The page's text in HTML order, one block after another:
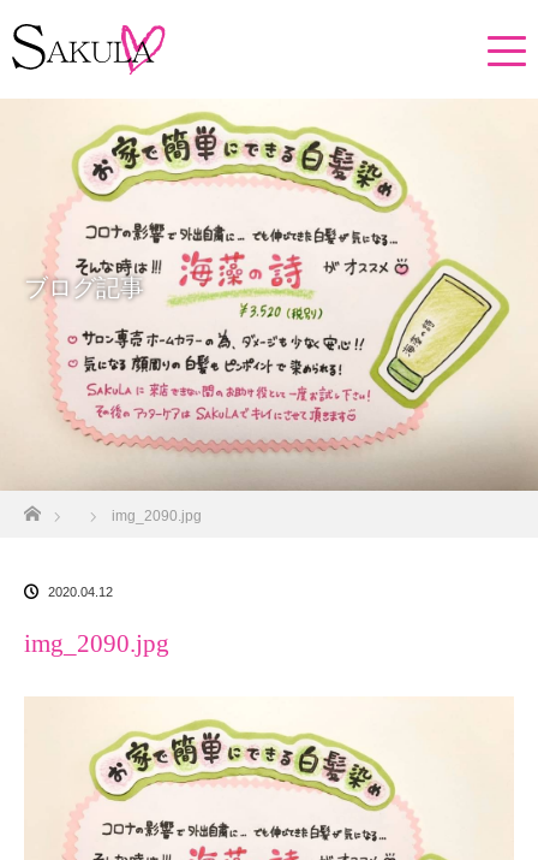
ブログ記事
img_2090.jpg
2020.04.12
img_2090.jpg